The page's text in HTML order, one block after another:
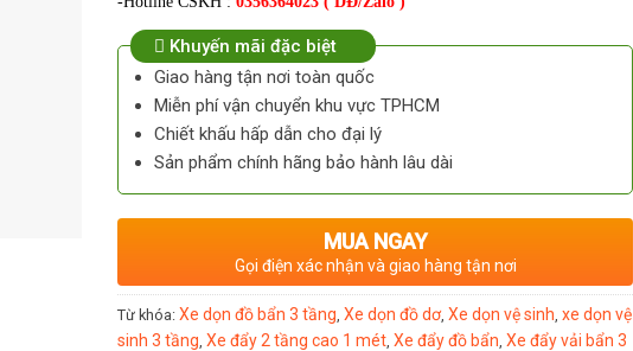
Khuyến mãi đặc biệt
Giao hàng tận nơi toàn quốc
Miễn phí vận chuyển khu vực TPHCM
Chiết khấu hấp dẫn cho đại lý
Sản phẩm chính hãng bảo hành lâu dài
MUA NGAY
Gọi điện xác nhận và giao hàng tận nơi
Từ khóa: Xe dọn đồ bẩn 3 tầng, Xe dọn đồ dơ, Xe dọn vệ sinh, xe dọn vệ
sinh 3 tầng, Xe đẩy 2 tầng cao 1 mét, Xe đẩy đồ bẩn, Xe đẩy vải bẩn 3